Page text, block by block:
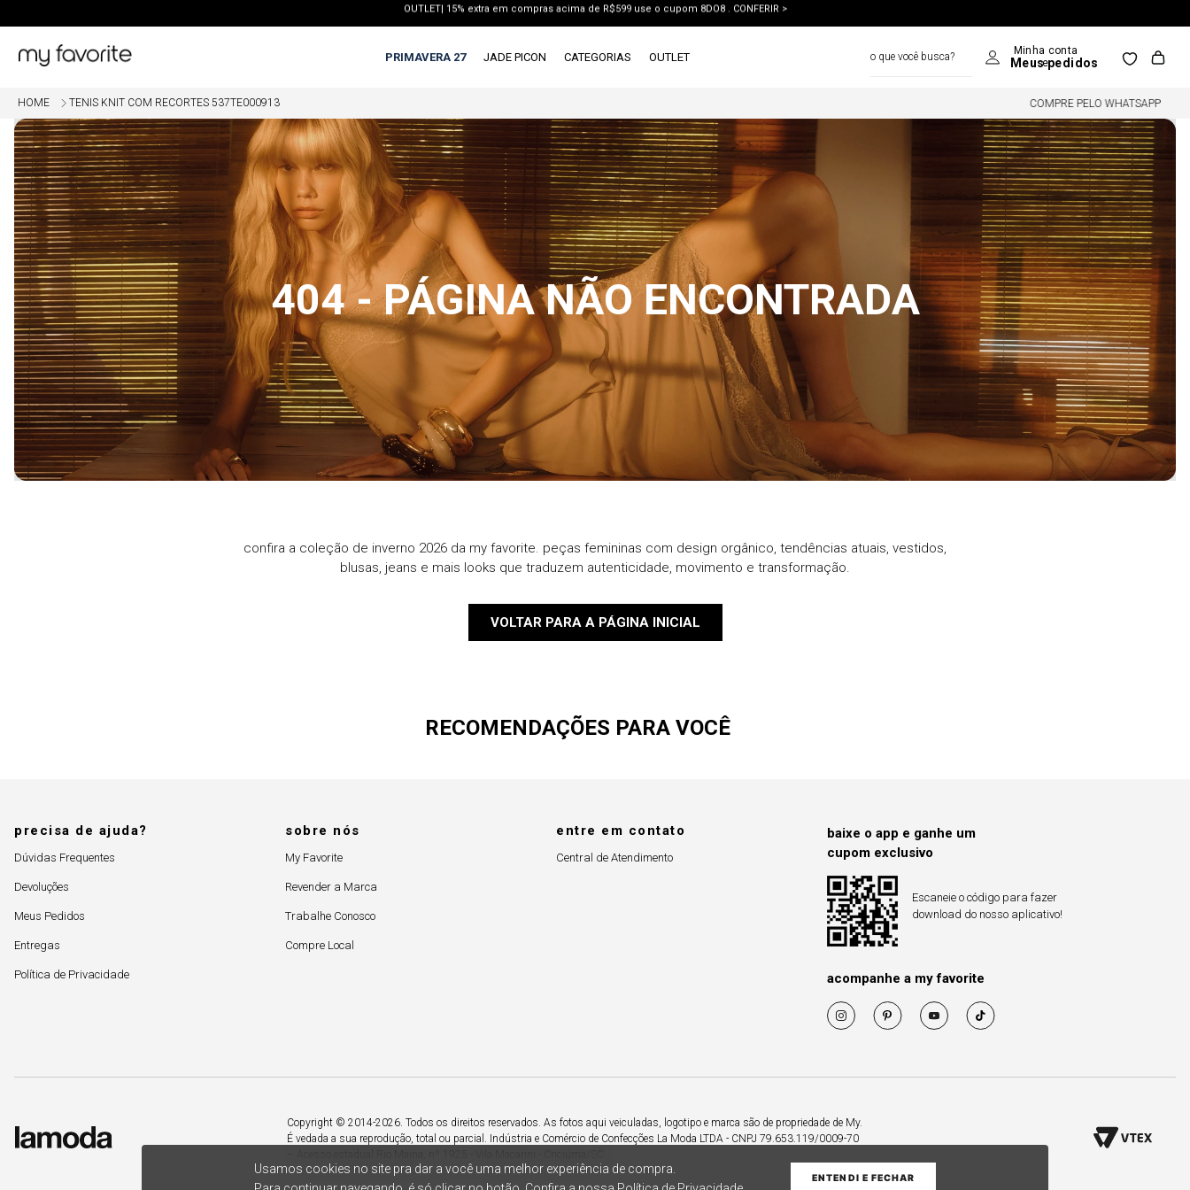
PRIMEIRA COMPRA | use o cupom WELCOME e ganhe 10% off. VER LOOKS >
PRIMAVERA 27 JADE PICON CATEGORIAS OUTLET
HOME TENIS KNIT COM RECORTES 537TE0009135% OFF EM COMPRAS COM PIX COMPRE PELO WHATSAPP
Usamos cookies no site pra dar a você uma melhor experiência de compra.
ENTENDI E FECHAR
404 - PÁGINA NÃO ENCONTRADA
confira a coleção de inverno 2026 da my favorite. peças femininas com design orgânico, tendências atuais, vestidos,
blusas, jeans e mais looks que traduzem autenticidade, movimento e transformação.
VOLTAR PARA A PÁGINA INICIAL
RECOMENDAÇÕES PARA VOCÊ
precisa de ajuda?
Dúvidas Frequentes
Devoluções
Meus Pedidos
Entregas
Política de Privacidade
sobre nós
My Favorite
Revender a Marca
Trabalhe Conosco
Compre Local
entre em contato
Central de Atendimento
baixe o app e ganhe um
cupom exclusivo
Escaneie o código para fazer
download do nosso aplicativo!
acompanhe a my favorite
Copyright © 2014-2026. Todos os direitos reservados. As fotos aqui veiculadas, logotipo e marca são de propriedade de My.
É vedada a sua reprodução, total ou parcial. Indústria e Comércio de Confecções La Moda LTDA - CNPJ 79.653.119/0009-70
TERMOS MAIS BUSCADOS
1º
vestido
2
blusa
3º
calca jeans
calca
5º
saia
6º
conjunto
7º
short
8º
blazer
º
jaqueta
10º macacao